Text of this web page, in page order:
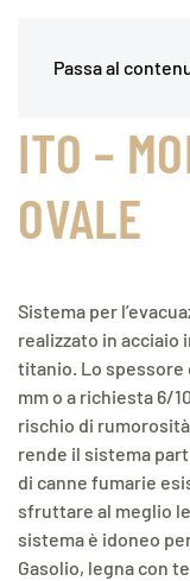
Passa al
ITO –
OVALE
Sistema per
realizzato in acciaio
titanio. Lo spessore
mm o a richiesta 6/
rischio di
rende il sistema
di canne fumarie
sfruttare al meglio
sistema è idoneo
Gasolio, legna con